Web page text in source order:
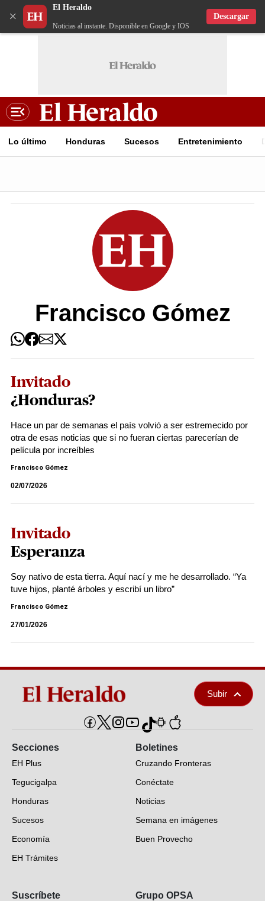
×
El Heraldo
Noticias al instante. Disponible en Google y IOS
Descargar
Lo último Honduras Sucesos Entretenimiento
Francisco Gómez
Invitado
¿Honduras?
Hace un par de semanas el país volvió a ser estremecido por
otra de esas noticias que si no fueran ciertas parecerían de
película por increíbles
Francisco Gómez
02/07/2026
Invitado
Esperanza
Soy nativo de esta tierra. Aquí nací y me he desarrollado. “Ya
tuve hijos, planté árboles y escribí un libro”
Francisco Gómez
27/01/2026
Subir
Secciones
EH Plus
Tegucigalpa
Honduras
Sucesos
Economía
EH Trámites
EH Verifica
Boletines
Cruzando Fronteras
Conéctate
Noticias
Semana en imágenes
Buen Provecho
Suscríbete Grupo OPSA